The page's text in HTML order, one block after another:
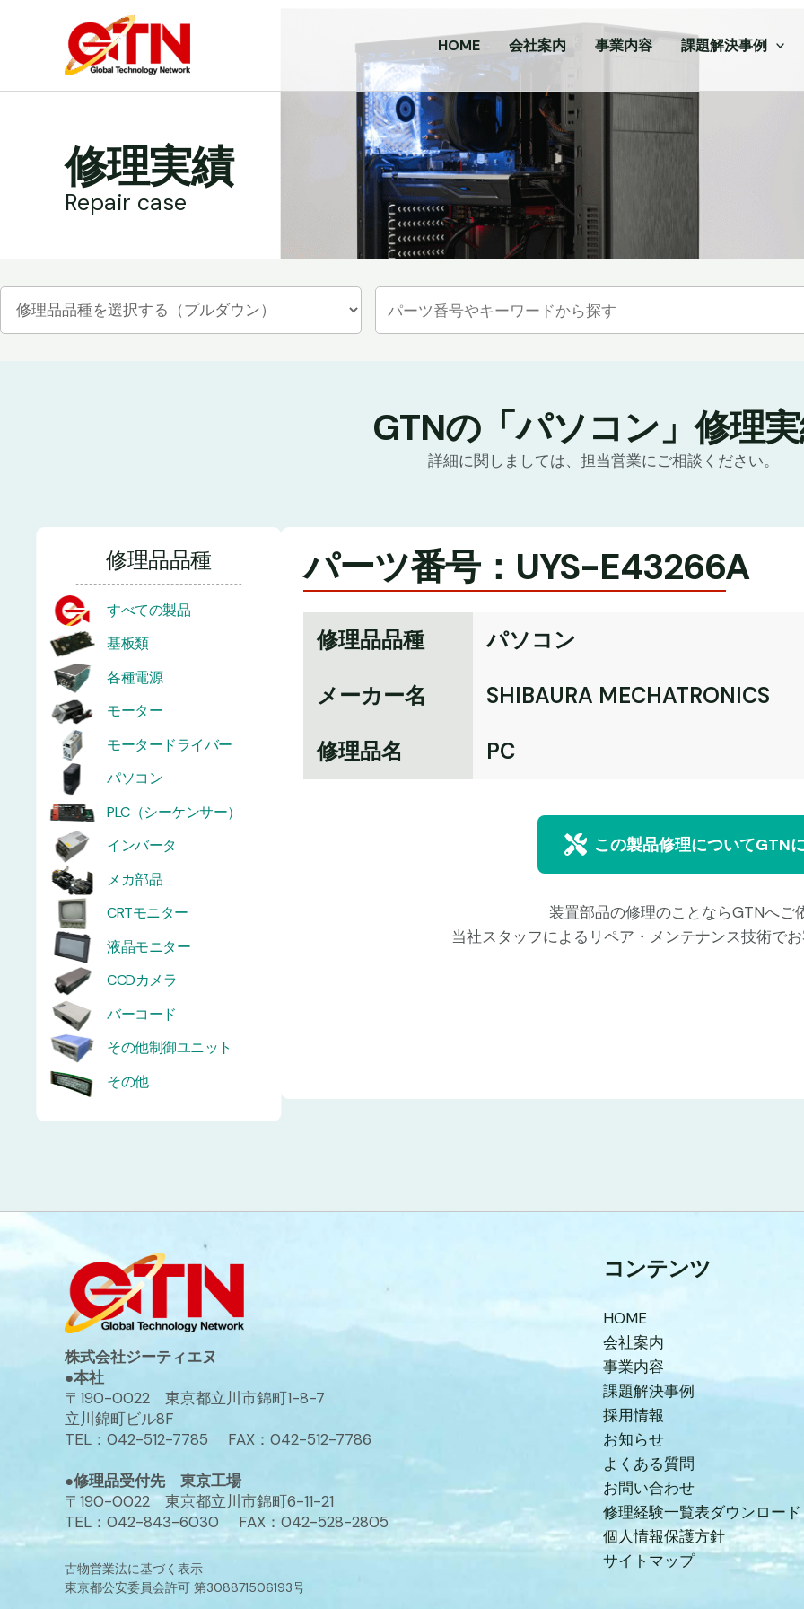
HOME 会社案内 事業内容 課題解決事例
修理実績
Repair case
GTNの「パソコン」修理
詳細に関しましては、担当営業にご相談ください。
修理品品種
すべての製品
基板類
各種電源
モーター
モータードライバー
パソコン
PLC（シーケンサー）
インバータ
メカ部品
CRTモニター
液晶モニター
CCDカメラ
バーコード
その他制御ユニット
その他
パーツ番号：UYS-E43266A
修理品品種
パソコン
メーカー名
SHIBAURA MECHATRONICS
修理品名
PC
この製品修理についてGTN
装置部品の修理のことならGTNへご
当社スタッフによるリペア・メンテナンス技術で
株式会社ジーティエヌ
●本社
〒190-0022 東京都立川市錦町1-8-7
立川錦町ビル8F
TEL：042-512-7785 FAX：042-512-7786
●修理品受付先 東京工場
〒190-0022 東京都立川市錦町6-11-21
TEL：042-843-6030 FAX：042-528-2805
古物営業法に基づく表示
東京都公安委員会許可 第308871506193号
コンテンツ
HOME
会社案内
事業内容
課題解決事例
採用情報
お知らせ
よくある質問
お問い合わせ
修理経験一覧表ダウンロード
個人情報保護方針
サイトマップ